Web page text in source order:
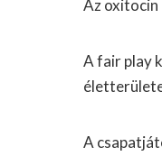
Az oxitocin
A fair play
A